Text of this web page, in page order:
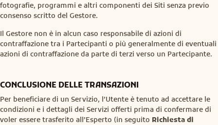
fotografie, programmi e altri componenti dei Siti senza previo
consenso scritto del Gestore.
Il Gestore non è in alcun caso responsabile di azioni di
contraffazione tra i Partecipanti o più generalmente di eventuali
azioni di contraffazione da parte di terzi verso un Partecipante.
CONCLUSIONE DELLE TRANSAZIONI
Per beneficiare di un Servizio, l’Utente è tenuto ad accettare le
condizioni e i dettagli dei Servizi offerti prima di confermare di
voler essere trasferito all’Esperto (in seguito Richiesta di